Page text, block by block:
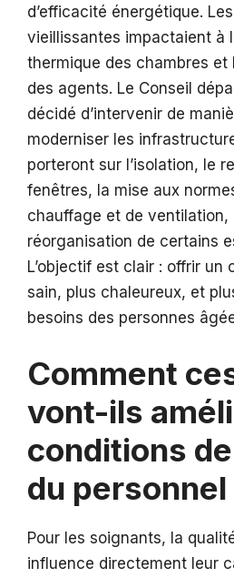
d’efficacité énergétique.
vieillissantes impactaient à
thermique des chambres et
des agents. Le Conseil
décidé d’intervenir de
moderniser les
porteront sur l’isolation, le
fenêtres, la mise aux
chauffage et de ventilation,
réorganisation de certains
L’objectif est clair : offrir un
sain, plus chaleureux, et
besoins des personnes
Comment
vont-ils
conditions
du personnel
Pour les soignants, la
influence directement leur